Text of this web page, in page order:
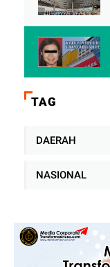
TAG
DAERAH
NASIONAL